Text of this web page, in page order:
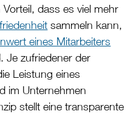
dass es viel mehr
sammeln kann,
eines Mitarbeiters
Je zufriedener der
Leistung eines
im Unternehmen
stellt eine transparente